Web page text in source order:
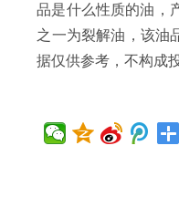
品是什么性质的油，
之一为裂解油，该油
据仅供参考，不构成